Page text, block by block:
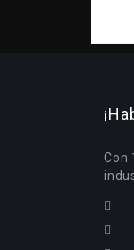
Con